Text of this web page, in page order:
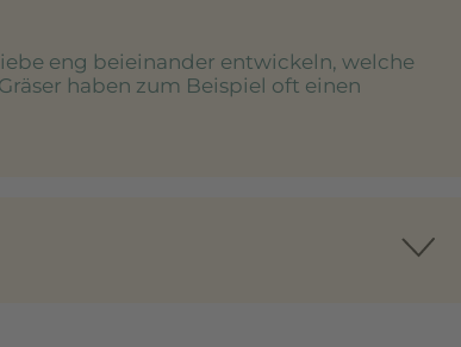
eng beieinander entwickeln, welche
haben zum Beispiel oft einen